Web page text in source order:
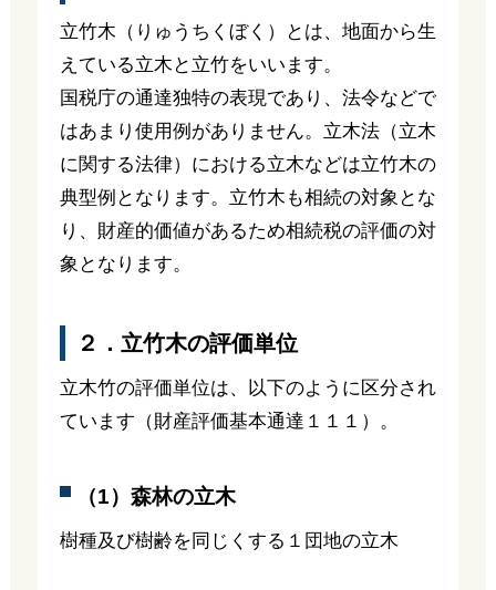
立竹木（りゅうちくぼく）とは、地面から生
えている立木と立竹をいいます。
国税庁の通達独特の表現であり、法令などで
はあまり使用例がありません。立木法（立木
に関する法律）における立木などは立竹木の
典型例となります。立竹木も相続の対象とな
り、財産的価値があるため相続税の評価の対
象となります。
２．立竹木の評価単位
立木竹の評価単位は、以下のように区分され
ています（財産評価基本通達１１１）。
（1）森林の立木
樹種及び樹齢を同じくする１団地の立木